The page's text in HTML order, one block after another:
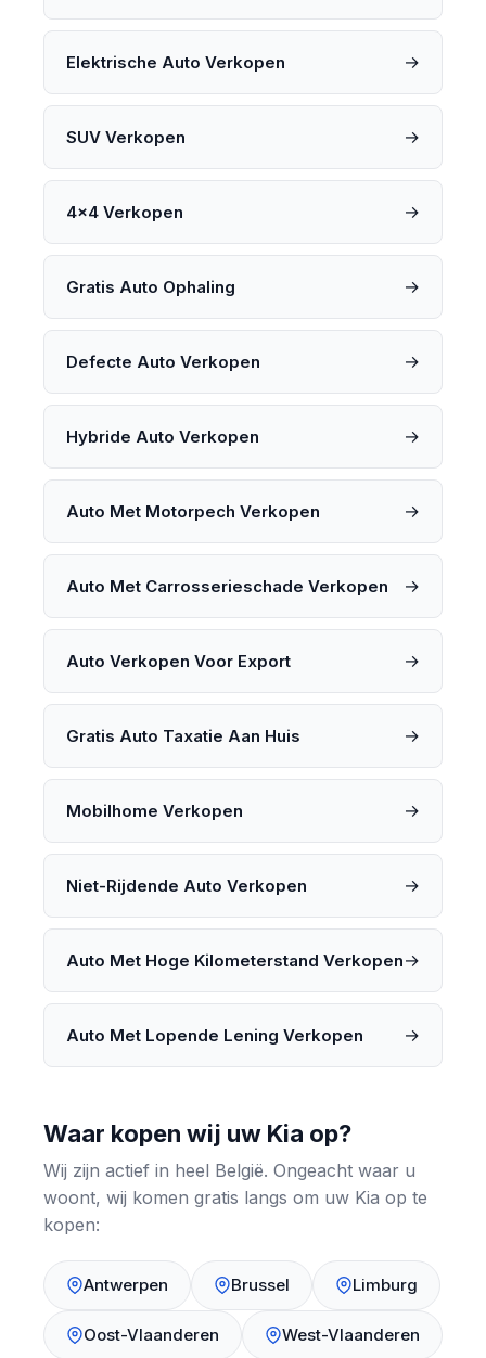
Elektrische Auto Verkopen →
SUV Verkopen →
4x4 Verkopen →
Gratis Auto Ophaling →
Defecte Auto Verkopen →
Hybride Auto Verkopen →
Auto Met Motorpech Verkopen →
Auto Met Carrosserieschade Verkopen →
Auto Verkopen Voor Export →
Gratis Auto Taxatie Aan Huis →
Mobilhome Verkopen →
Niet-Rijdende Auto Verkopen →
Auto Met Hoge Kilometerstand Verkopen→
Auto Met Lopende Lening Verkopen →
Waar kopen wij uw Kia op?
Wij zijn actief in heel België. Ongeacht waar u
woont, wij komen gratis langs om uw Kia op te
kopen:
Antwerpen Brussel Limburg
Oost-Vlaanderen West-Vlaanderen